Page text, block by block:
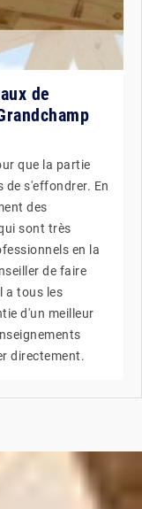
de
que la partie
de s'effondrer. En
des
sont très
en la
de faire
a tous les
d'un meilleur
directement.